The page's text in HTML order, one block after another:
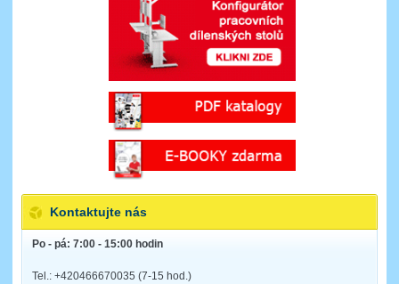
Kontaktujte nás
Po - pá: 7:00 - 15:00 hodin
Tel.: +420466670035 (7-15 hod.)